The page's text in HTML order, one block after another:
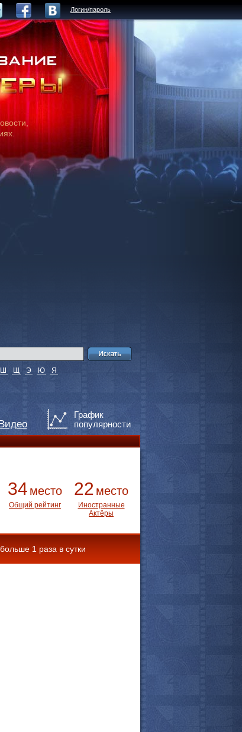
Логин/пароль
Ш Щ Э Ю Я
График
популярности
34 место
Общий рейтинг
22 место
Иностранные
Актёры
1 раза в сутки